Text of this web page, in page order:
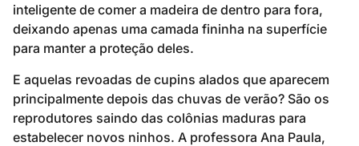
inteligente de comer a madeira de dentro para fora,
deixando apenas uma camada fininha na superfície
para manter a proteção deles.
E aquelas revoadas de cupins alados que aparecem
principalmente depois das chuvas de verão? São os
reprodutores saindo das colônias maduras para
estabelecer novos ninhos. A professora Ana Paula,